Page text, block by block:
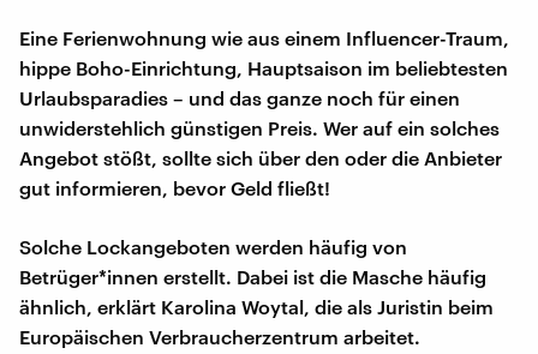
Eine Ferienwohnung wie aus einem Influencer-Traum,
hippe Boho-Einrichtung, Hauptsaison im beliebtesten
Urlaubsparadies – und das ganze noch für einen
unwiderstehlich günstigen Preis. Wer auf ein solches
Angebot stößt, sollte sich über den oder die Anbieter
gut informieren, bevor Geld fließt!
Solche Lockangeboten werden häufig von
Betrüger*innen erstellt. Dabei ist die Masche häufig
ähnlich, erklärt Karolina Woytal, die als Juristin beim
Europäischen Verbraucherzentrum arbeitet.